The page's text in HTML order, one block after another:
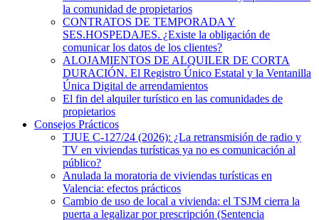
la comunidad de propietarios
CONTRATOS DE TEMPORADA Y
SES.HOSPEDAJES. ¿Existe la obligación de
comunicar los datos de los clientes?
ALOJAMIENTOS DE ALQUILER DE CORTA
DURACIÓN. El Registro Único Estatal y la Ventanilla
Única Digital de arrendamientos
El fin del alquiler turístico en las comunidades de
propietarios
Consejos Prácticos
TJUE C-127/24 (2026): ¿La retransmisión de radio y
TV en viviendas turísticas ya no es comunicación al
público?
Anulada la moratoria de viviendas turísticas en
Valencia: efectos prácticos
Cambio de uso de local a vivienda: el TSJM cierra la
puerta a legalizar por prescripción (Sentencia